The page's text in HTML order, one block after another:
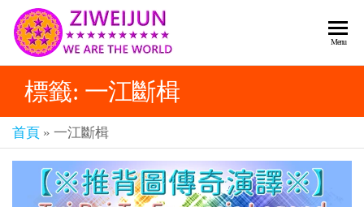
紫薇
《推
背
圖》
預
樂
章-
人
人
Menu
標籤: 一江斷楫
首頁 » 一江斷楫